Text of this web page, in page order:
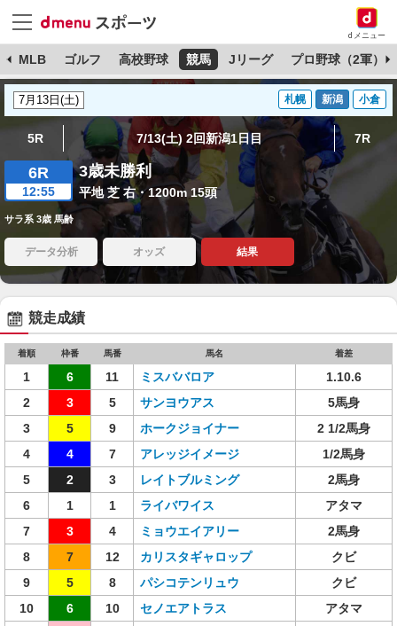
dメニュー
MLB ゴルフ 高校野球 競馬 Jリーグ プロ野球（2軍）
札幌 新潟 小倉
5R 7/13(土) 2回新潟1日目 7R
6R
12:55
3歳未勝利
平地 芝 右・1200m 15頭
サラ系 3歳 馬齢
データ分析 オッズ 結果
競走成績
着順 枠番 馬番 馬名 着差
1 6 11 ミスババロア
1.10.6
2
3 5 サンヨウアス
5馬身
3
5 9 ホークジョイナー
2 1/2馬身
4
4 7 アレッジイメージ
1/2馬身
5
2 3 レイトブルミング
2馬身
6
1 1 ライバワイス
アタマ
7
3 4 ミョウエイアリー
2馬身
8
7 12 カリスタギャロップ
クビ
9
5 8 パシコテンリュウ
クビ
10
6 10 セノエアトラス
アタマ